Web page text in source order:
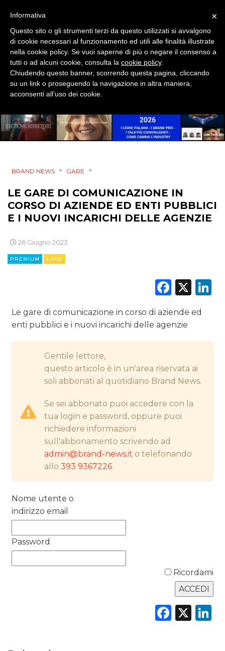
DESIGN
EVENTI
MOBILE
PROMOZIONI
PRODOTTI
STRATEGIE
CINEMA
EDITORIA
ESTERNA
RADIO / AUDIO
PREVISIONI/SCENARI
NORMATIVE
TREND
BRAND NEWS > GARE >
LE GARE DI COMUNICAZIONE IN
CORSO DI AZIENDE ED ENTI PUBBLICI
E I NUOVI INCARICHI DELLE AGENZIE
26 Giugno 2023
PREMIUM GARE
X
Le gare di comunicazione in corso di aziende ed
enti pubblici e i nuovi incarichi delle agenzie
Gentile lettore,
questo articolo è in un'area riservata ai
soli abbonati al quotidiano Brand News.
Se sei abbonato puoi accedere con la
tua login e password, oppure puoi
richiedere informazioni
sull'abbonamento scrivendo ad
admin@brand-news.it o telefonando
allo393 9367226
Nome utente o
indirizzo email
Password
Ricordami
X
×
Informativa
Questo sito o gli strumenti terzi da questo utilizzati si avvalgono
di cookie necessari al funzionamento ed utili alle finalità illustrate
nella cookie policy. Se vuoi saperne di più o negare il consenso a
tutti o ad alcuni cookie, consulta la cookie policy.
Chiudendo questo banner, scorrendo questa pagina, cliccando
su un link o proseguendo la navigazione in altra maniera,
acconsenti all’uso dei cookie.